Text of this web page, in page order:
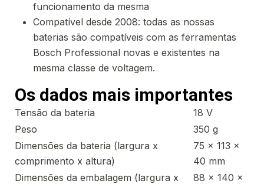
funcionamento da mesma
Compatível desde 2008: todas as nossas
baterias são compatíveis com as ferramentas
Bosch Professional novas e existentes na
mesma classe de voltagem.
Os dados mais importantes
Tensão da bateria
18 V
Peso
350 g
Dimensões da bateria (largura x
comprimento x altura)
75 x 113 x
40 mm
Dimensões da embalagem (largura x
88 x 140 x